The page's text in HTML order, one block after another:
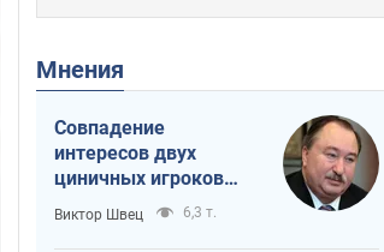
Мнения
Совпадение
интересов двух
циничных игроков
или тайный план
Трампа и Путина?
Виктор Швец 6,3 т.